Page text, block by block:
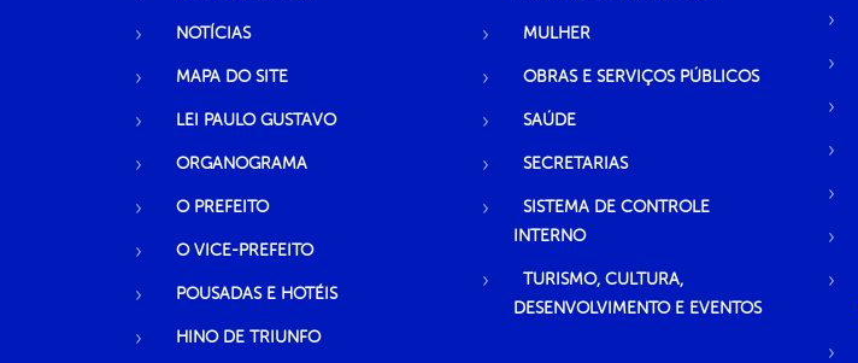
NOTÍCIAS
MAPA DO SITE
LEI PAULO GUSTAVO
ORGANOGRAMA
O PREFEITO
O VICE-PREFEITO
POUSADAS E HOTÉIS
HINO DE TRIUNFO
MULHER
OBRAS E SERVIÇOS PÚBLICOS
SAÚDE
SECRETARIAS
SISTEMA DE CONTROLE
INTERNO
TURISMO, CULTURA,
DESENVOLVIMENTO E EVENTOS